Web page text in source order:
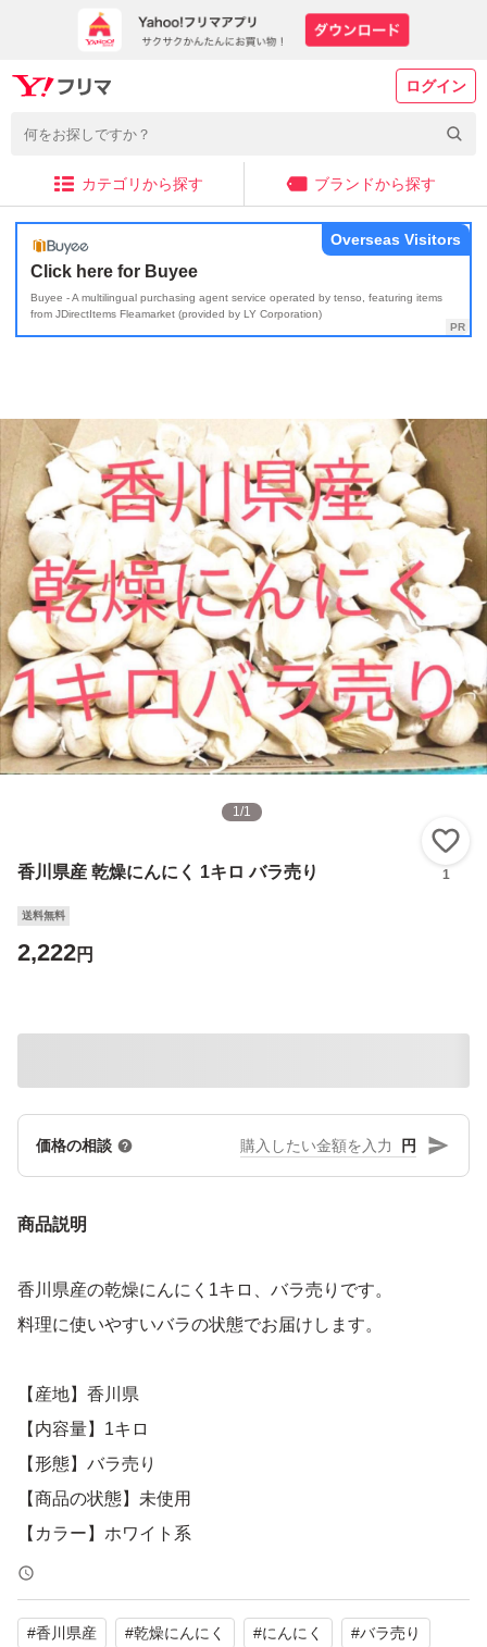
ログイン
カテゴリから探す ブランドから探す
Click here for Buyee
Buyee - A multilingual purchasing agent service operated by tenso, featuring items
from JDirectItems Fleamarket (provided by LY Corporation)
Overseas Visitors
1/1
香川県産 乾燥にんにく 1キロ バラ売り 1
送料無料
2,222円
価格の相談 円
商品説明
香川県産の乾燥にんにく1キロ、バラ売りです。
料理に使いやすいバラの状態でお届けします。
【産地】香川県
【内容量】1キロ
【形態】バラ売り
【商品の状態】未使用
【カラー】ホワイト系
よろしくお願いいたします。
#香川県産 #乾燥にんにく #にんにく #バラ売り